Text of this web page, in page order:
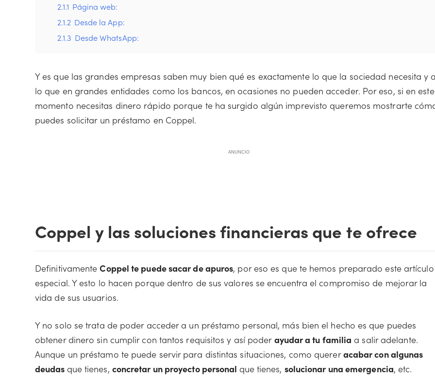
2.1.1 Página web:
2.1.2 Desde la App:
2.1.3 Desde WhatsApp:
Y es que las grandes empresas saben muy bien qué es exactamente lo que la sociedad necesita y a
lo que en grandes entidades como los bancos, en ocasiones no pueden acceder. Por eso, si en este
momento necesitas dinero rápido porque te ha surgido algún imprevisto queremos mostrarte
puedes solicitar un préstamo en Coppel.
ANUNCIO
Coppel y las soluciones financieras que te ofrece
DefinitivamenteCoppel te puede sacar de apuros, por eso es que te hemos preparado este artículo
especial. Y esto lo hacen porque dentro de sus valores se encuentra el compromiso de mejorar la
vida de sus usuarios.
Y no solo se trata de poder acceder a un préstamo personal, más bien el hecho es que puedes
obtener dinero sin cumplir con tantos requisitos y así poder ayudar a tu familia a salir adelante.
Aunque un préstamo te puede servir para distintas situaciones, como quereracabar con algunas
deudas que tienes, concretar un proyecto personal que tienes, solucionar una emergencia, etc.